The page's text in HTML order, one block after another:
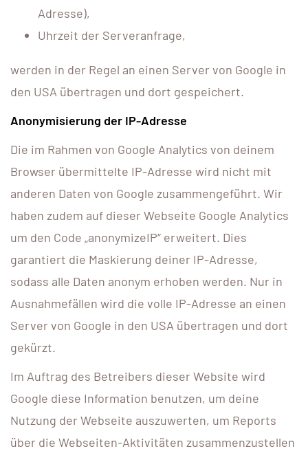
Adresse),
Uhrzeit der Serveranfrage,
werden in der Regel an einen Server von Google in
den USA übertragen und dort gespeichert.
Anonymisierung der IP-Adresse
Die im Rahmen von Google Analytics von deinem
Browser übermittelte IP-Adresse wird nicht mit
anderen Daten von Google zusammengeführt. Wir
haben zudem auf dieser Webseite Google Analytics
um den Code „anonymizeIP“ erweitert. Dies
garantiert die Maskierung deiner IP-Adresse,
sodass alle Daten anonym erhoben werden. Nur in
Ausnahmefällen wird die volle IP-Adresse an einen
Server von Google in den USA übertragen und dort
gekürzt.
Im Auftrag des Betreibers dieser Website wird
Google diese Information benutzen, um deine
Nutzung der Webseite auszuwerten, um Reports
über die Webseiten-Aktivitäten zusammenzustellen